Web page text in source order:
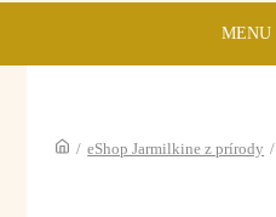
MENU
/ eShop Jarmilkine z prírody /